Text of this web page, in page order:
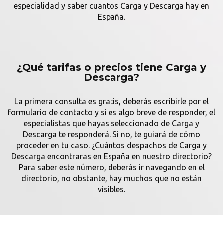
especialidad y saber cuantos Carga y Descarga hay en
España.
¿Qué tarifas o precios tiene Carga y
Descarga?
La primera consulta es gratis, deberás escribirle por el
formulario de contacto y si es algo breve de responder, el
especialistas que hayas seleccionado de Carga y
Descarga te responderá. Si no, te guiará de cómo
proceder en tu caso. ¿Cuántos despachos de Carga y
Descarga encontraras en España en nuestro directorio?
Para saber este número, deberás ir navegando en el
directorio, no obstante, hay muchos que no están
visibles.